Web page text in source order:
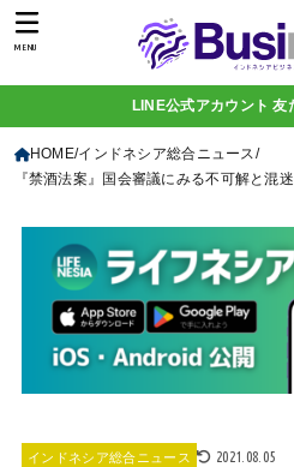
MENU
LINE公式アカウント 友
HOME インドネシア総合ニュース
『禁酒法案』国会審議にみる不可解と混迷
インドネシア総合ニュース 2021.08.05